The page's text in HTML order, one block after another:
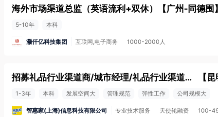
海外市场渠道总监（英语流利+双休） 【广州-同德围
5-10年 本科
灏仟亿科技集团 互联网,电子商务 1000-2000人
招募礼品行业渠道商/城市经理/礼品行业渠道总监 【
1-3年 本科 发展空间大 管理规范 弹性工作 公司规模大
智惠家(上海)信息科技有限公司 专业技术服务 天使轮融资 100-